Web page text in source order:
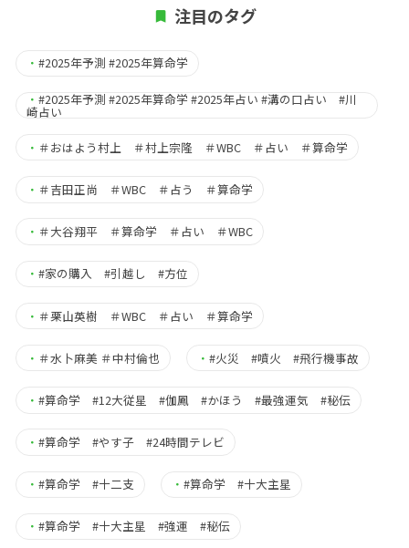
注目のタグ
・ #2025年予測 #2025年算命学
・ #2025年予測 #2025年算命学 #2025年占い #溝の口占い #川
崎占い
・ ＃おはよう村上 ＃村上宗隆 ＃WBC ＃占い ＃算命学
・ ＃吉田正尚 ＃WBC ＃占う ＃算命学
・ ＃大谷翔平 ＃算命学 ＃占い ＃WBC
・ #家の購入 #引越し #方位
・ ＃栗山英樹 ＃WBC ＃占い ＃算命学
・ ＃水卜麻美 ＃中村倫也 ・#火災 #噴火 #飛行機事故
・ #算命学 #12大従星 #伽鳳 #かほう #最強運気 #秘伝
・ #算命学 #やす子 #24時間テレビ
・ #算命学 #十二支 ・#算命学 #十大主星
・ #算命学 #十大主星 #強運 #秘伝